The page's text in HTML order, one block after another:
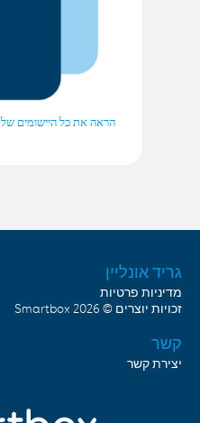
הראה את כל היישומים של Smartbox - The Grid 2
גריד אונליין
מדיניות פרטיות
זכויות יוצרים © 2026
Smartbox
קשר
יצירת קשר